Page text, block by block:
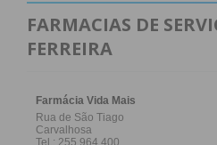
FARMACIAS DE
FERREIRA